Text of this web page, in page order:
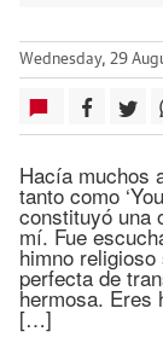
Wednesday, 29
Hacía muchos
tanto como
constituyó una
mí. Fue
himno
perfecta de
hermosa. Eres
[…]